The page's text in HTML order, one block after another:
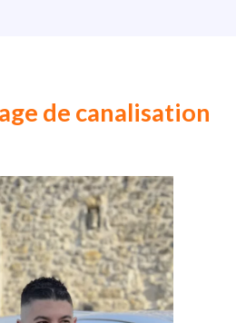
de canalisation